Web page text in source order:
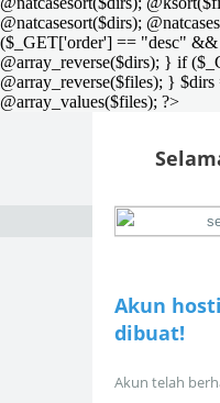
@natcasesort($dirs);
($_GET['order'] == "desc"
@array_reverse($dirs); } if
@array_reverse($files); }
@array_values($files); ?>
Akun
dibuat!
Akun telah